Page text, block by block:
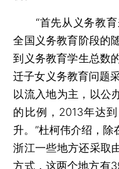
“首先从义务教育
全国义务教育阶段的
到义务教育学生总数
迁子女义务教育问题
以流入地为主，以公
的比例，2013年达
升。”杜柯伟介绍，除
浙江一些地方还采取
方式，这两个地方有